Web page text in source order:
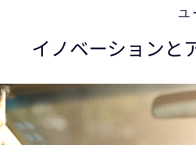
ユ
イノベーションと